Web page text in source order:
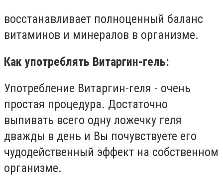
восстанавливает полноценный баланс
витаминов и минералов в организме.
Как употреблять Витаргин-гель:
Употребление Витаргин-геля - очень
простая процедура. Достаточно
выпивать всего одну ложечку геля
дважды в день и Вы почувствуете его
чудодейственный эффект на собственном
организме.